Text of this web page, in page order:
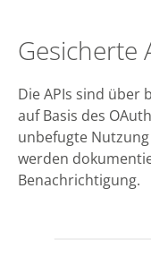
Gesicherte
Die APIs sind über
auf Basis des
unbefugte
werden
Benachrichtigung.